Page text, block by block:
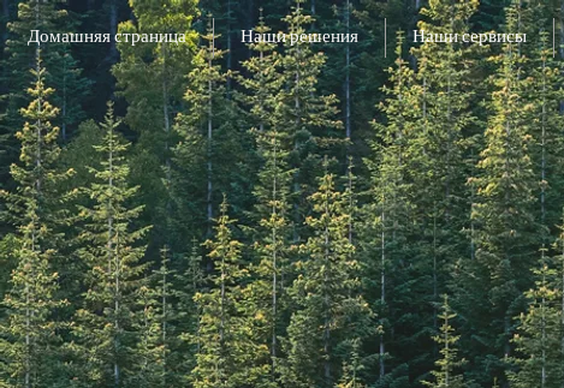
Домашняя страница Наши решения Наши сервисы